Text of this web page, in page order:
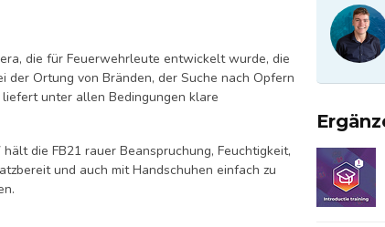
die für Feuerwehrleute entwickelt wurde, die
der Ortung von Bränden, der Suche nach Opfern
unter allen Bedingungen klare
die FB21 rauer Beanspruchung, Feuchtigkeit,
und auch mit Handschuhen einfach zu